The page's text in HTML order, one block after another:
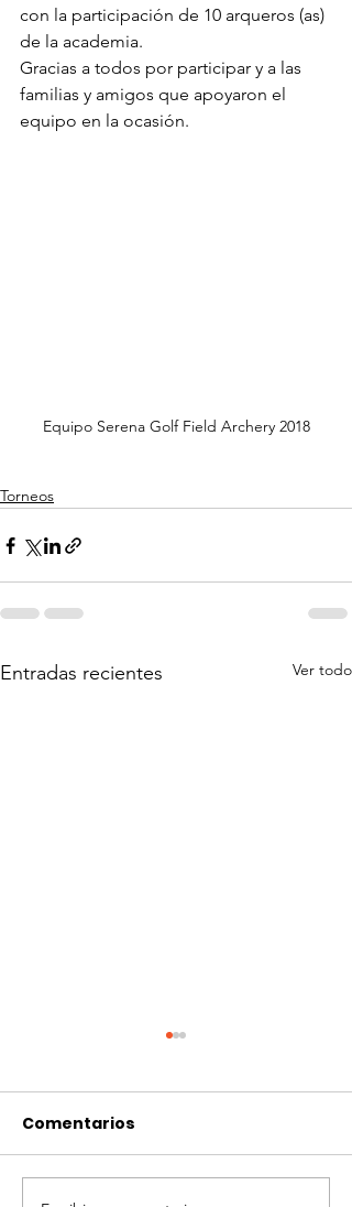
con la participación de 10 arqueros (as)
de la academia.
Gracias a todos por participar y a las
familias y amigos que apoyaron el
equipo en la ocasión.
Equipo Serena Golf Field Archery 2018
Torneos
Entradas recientes Ver todo
Comentarios